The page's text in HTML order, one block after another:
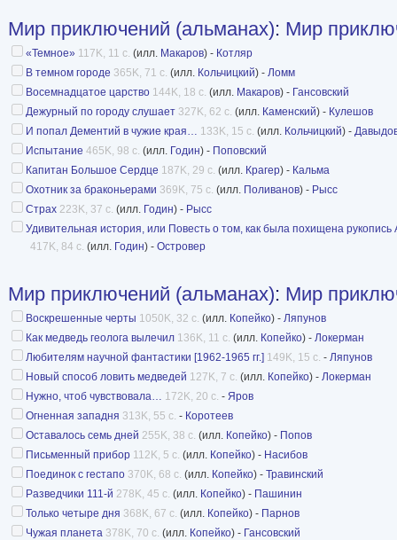
Казанцев, Лазарь Лагин, Леонид Платов,
Кассель, Ю. П. Тимофеев и В. А. Морозова.
Выпуск четвертый (1958): Кирилл Андреев,
Казанцев, М. Калакуцкая, И. М. Кассель,
Морозова, Леонид Платов.
Выпуск пятый (1959): В. Дружинин, П.
Д. Чевычелов.
Выпуск шестой(1961), седьмой (1962),
(1963): Кирилл Андреев, Иван Ефремов,
Выпуск десять (1964): Кирилл Андреев, Н.
Александр Казанцев, М. Калакуцкая, И. М.
Томан.
Выпуск одиннадцатый (1965), двеннадцатый
(1967): Кирилл Андреев, Н. Беркова, Иван
Казанцев, М. Калакуцкая, А. Стругацкий,
Выпуск четырнадцатый (1968) и, уже без
Н. Беркова, А. Громова, Ю. В. Давыдов, Иван
Казанцев, М. Калакуцкая, Леонид Платов, Е.
Томан.
Мир приключений (альманах): Мир
«Темное» 117K, 11 с. (илл. Макаров) - Котляр
В темном городе 365K, 71 с. (илл. Кольчицкий) - Ломм
Восемнадцатое царство 144K, 18 с. (илл. Макаров) - Гансовский
Дежурный по городу слушает 327K, 62 с. (илл. Каменский) - Кулешов
И попал Дементий в чужие края… 133K, 15 с. (илл. Кольчицкий) -
Испытание 465K, 98 с. (илл. Годин) - Поповский
Капитан Большое Сердце 187K, 29 с. (илл. Крагер) - Кальма
Охотник за браконьерами 369K, 75 с. (илл. Поливанов) - Рысс
Страх 223K, 37 с. (илл. Годин) - Рысс
Удивительная история, или Повесть о том, как была похищена
417K, 84 с. (илл. Годин) - Островер
Мир приключений (альманах): Мир
Воскрешенные черты 1050K, 32 с. (илл. Копейко) - Ляпунов
Как медведь геолога вылечил 136K, 11 с. (илл. Копейко) - Локерман
Любителям научной фантастики [1962-1965 гг.] 149K, 15 с. - Ляпунов
Новый способ ловить медведей 127K, 7 с. (илл. Копейко) - Локерман
Нужно, чтоб чувствовала… 172K, 20 с. - Яров
Огненная западня 313K, 55 с. - Коротеев
Оставалось семь дней 255K, 38 с. (илл. Копейко) - Попов
Письменный прибор 112K, 5 с. (илл. Копейко) - Насибов
Поединок с гестапо 370K, 68 с. (илл. Копейко) - Травинский
Разведчики 111-й 278K, 45 с. (илл. Копейко) - Пашинин
Только четыре дня 368K, 67 с. (илл. Копейко) - Парнов
Чужая планета 378K, 70 с. (илл. Копейко) - Гансовский